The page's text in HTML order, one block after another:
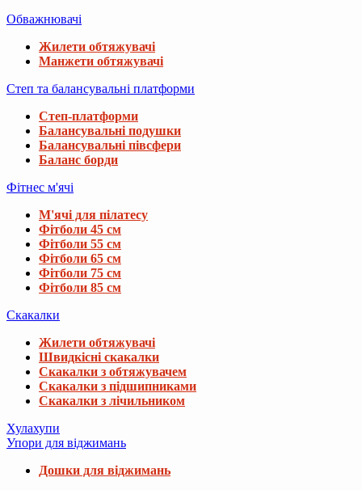
Обважнювачі
Жилети обтяжувачі
Манжети обтяжувачі
Степ та балансувальні платформи
Степ-платформи
Балансувальні подушки
Балансувальні півсфери
Баланс борди
Фітнес м'ячі
М'ячі для пілатесу
Фітболи 45 см
Фітболи 55 см
Фітболи 65 см
Фітболи 75 см
Фітболи 85 см
Скакалки
Жилети обтяжувачі
Швидкісні скакалки
Скакалки з обтяжувачем
Скакалки з підшипниками
Скакалки з лічильником
Хулахупи
Упори для віджимань
Дошки для віджимань